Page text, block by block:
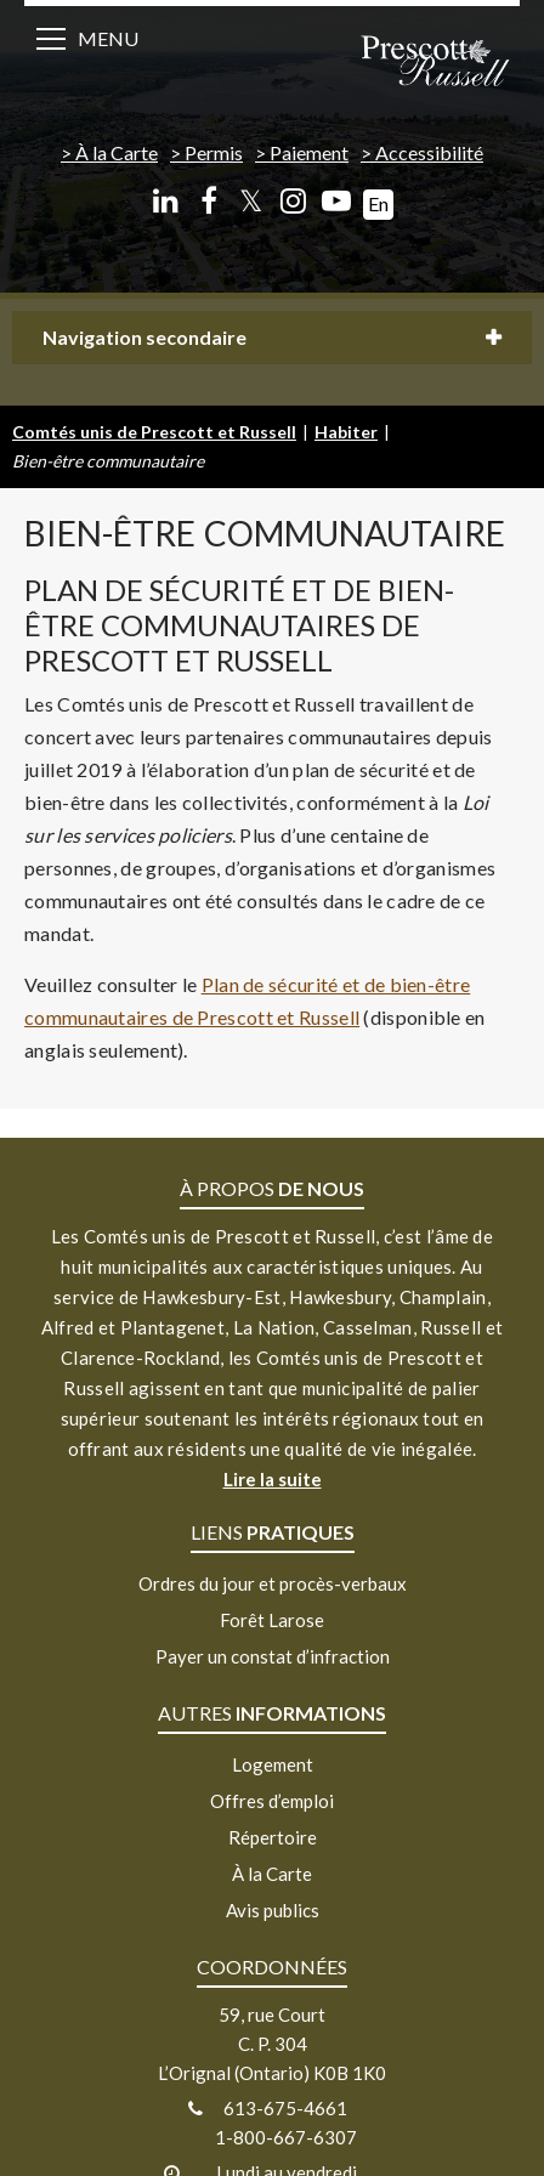
À la Carte Permis Paiement Accessibilité
𝕏 En
MENU
Navigation secondaire
Comtés unis de Prescott et Russell | Habiter |
Bien-être communautaire
BIEN-ÊTRE COMMUNAUTAIRE
PLAN DE SÉCURITÉ ET DE BIEN-
ÊTRE COMMUNAUTAIRES DE
PRESCOTT ET RUSSELL
Les Comtés unis de Prescott et Russell travaillent de
concert avec leurs partenaires communautaires depuis
juillet 2019 à l’élaboration d’un plan de sécurité et de
bien-être dans les collectivités, conformément à la Loi
sur les services policiers. Plus d’une centaine de
personnes, de groupes, d’organisations et d’organismes
communautaires ont été consultés dans le cadre de ce
mandat.
Veuillez consulter le Plan de sécurité et de bien-être
communautaires de Prescott et Russell(disponible en
anglais seulement).
À PROPOS DE NOUS
Les Comtés unis de Prescott et Russell, c’est l’âme de
huit municipalités aux caractéristiques uniques. Au
service de Hawkesbury-Est, Hawkesbury, Champlain,
Alfred et Plantagenet, La Nation, Casselman, Russell et
Clarence-Rockland, les Comtés unis de Prescott et
Russell agissent en tant que municipalité de palier
supérieur soutenant les intérêts régionaux tout en
offrant aux résidents une qualité de vie inégalée.
Lire la suite
LIENS PRATIQUES
Ordres du jour et procès-verbaux
Forêt Larose
Payer un constat d’infraction
AUTRES INFORMATIONS
Logement
Offres d’emploi
Répertoire
À la Carte
Avis publics
COORDONNÉES
59, rue Court
C. P. 304
L’Orignal (Ontario) K0B 1K0
613-675-4661
1-800-667-6307